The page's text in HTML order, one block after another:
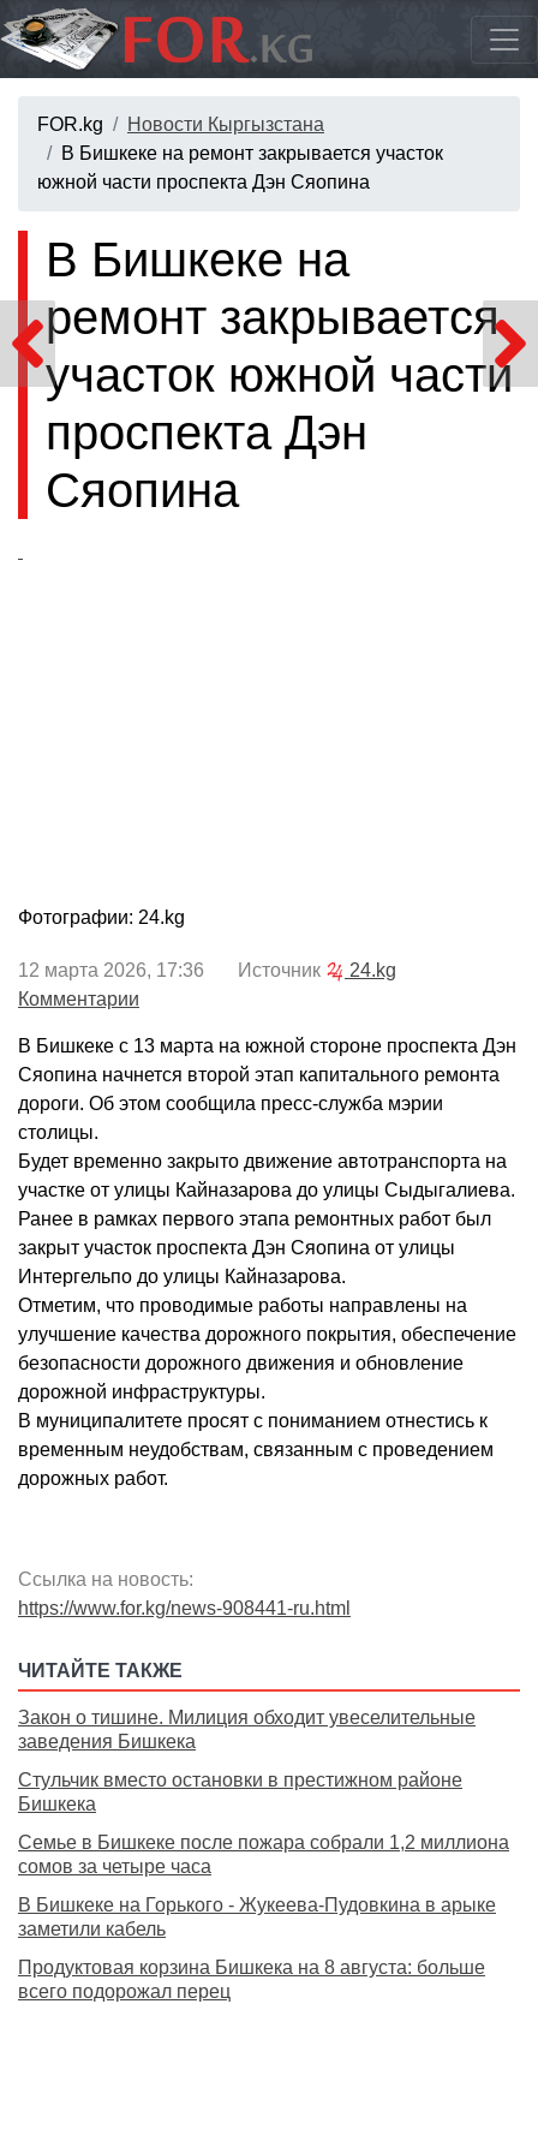
FOR.kg
Новости Кыргызстана
В Бишкеке на ремонт закрывается участок
южной части проспекта Дэн Сяопина
В Бишкеке на
ремонт закрывается
участок южной части
проспекта Дэн
Сяопина
Фотографии: 24.kg
12 марта 2026, 17:36 Источник
24.kg
Комментарии
В Бишкеке с 13 марта на южной стороне проспекта Дэн
Сяопина начнется второй этап капитального ремонта
дороги. Об этом сообщила пресс-служба мэрии
столицы.
Будет временно закрыто движение автотранспорта на
участке от улицы Кайназарова до улицы Сыдыгалиева.
Ранее в рамках первого этапа ремонтных работ был
закрыт участок проспекта Дэн Сяопина от улицы
Интергельпо до улицы Кайназарова.
Отметим, что проводимые работы направлены на
улучшение качества дорожного покрытия, обеспечение
безопасности дорожного движения и обновление
дорожной инфраструктуры.
В муниципалитете просят с пониманием отнестись к
временным неудобствам, связанным с проведением
дорожных работ.
Ссылка на новость:
https://www.for.kg/news-908441-ru.html
ЧИТАЙТЕ ТАКЖЕ
Закон о тишине. Милиция обходит увеселительные
заведения Бишкека
Стульчик вместо остановки в престижном районе
Бишкека
Семье в Бишкеке после пожара собрали 1,2 миллиона
сомов за четыре часа
В Бишкеке на Горького - Жукеева-Пудовкина в арыке
заметили кабель
Продуктовая корзина Бишкека на 8 августа: больше
всего подорожал перец